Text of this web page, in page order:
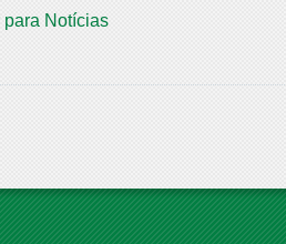
para Notícias